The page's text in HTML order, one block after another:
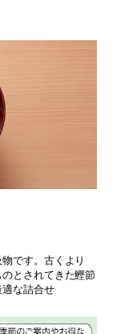
です。古くより
とされてきた鰹節
適な詰合せ